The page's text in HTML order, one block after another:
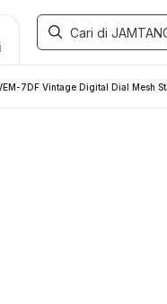
7DF Vintage Digital Dial Mesh